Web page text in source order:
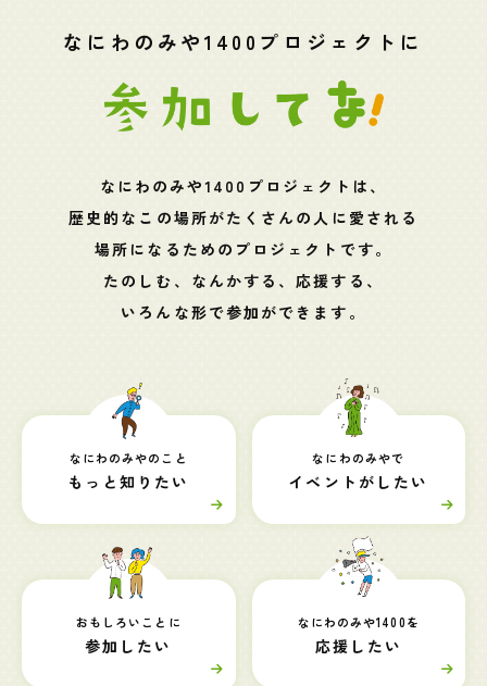
なにわのみや1400プロジェクトに
なにわのみや1400プロジェクトは、
歴史的なこの場所がたくさんの人に愛される
場所になるためのプロジェクトです。
たのしむ、なんかする、応援する、
いろんな形で参加ができます。
なにわのみやのこと
もっと知りたい
なにわのみやで
イベントがしたい
おもしろいことに
参加したい
なにわのみや1400を
応援したい